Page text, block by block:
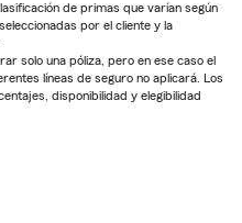
de primas que varían según
por el cliente y la
solo una póliza, pero en ese caso el
líneas de seguro no aplicará. Los
disponibilidad y elegibilidad